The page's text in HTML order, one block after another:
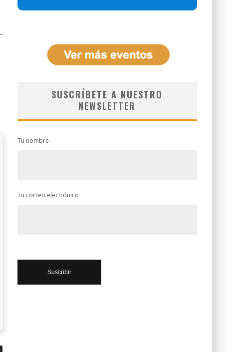
SUSCRÍBETE A NUESTRO
NEWSLETTER
Tu nombre
Tu correo electrónico